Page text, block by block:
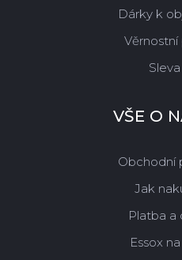
Dárky k
Sleva
VŠE O
Obchodní
Jak
Platba a
Essox